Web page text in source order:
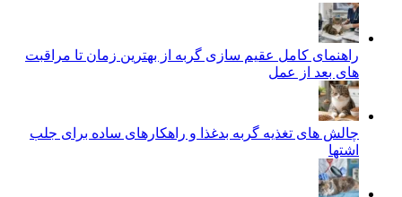
راهنمای کامل عقیم سازی گربه از بهترین زمان تا مراقبت‌
های بعد از عمل
چالش‌ های تغذیه گربه بدغذا و راهکارهای ساده برای جلب
اشتها